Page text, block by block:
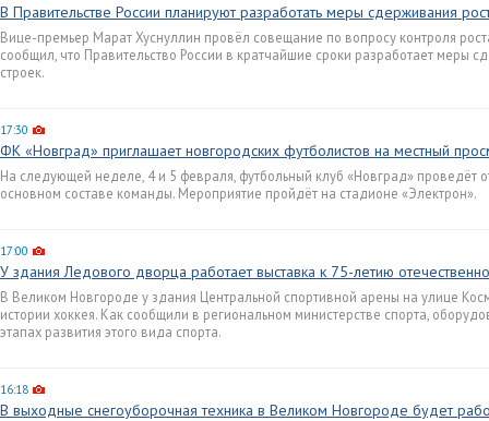
В Правительстве России планируют разработать меры сдерживания
Вице-премьер Марат Хуснуллин провёл совещание по вопросу контроля
сообщил, что Правительство России в кратчайшие сроки разработает меры
строек.
17:30
ФК «Новград» приглашает новгородских футболистов на местный
На следующей неделе, 4 и 5 февраля, футбольный клуб «Новград» проведёт
основном составе команды. Мероприятие пройдёт на стадионе «Электрон».
17:00
У здания Ледового дворца работает выставка к 75-летию
В Великом Новгороде у здания Центральной спортивной арены на улице
истории хоккея. Как сообщили в региональном министерстве спорта,
этапах развития этого вида спорта.
16:18
В выходные снегоуборочная техника в Великом Новгороде будет